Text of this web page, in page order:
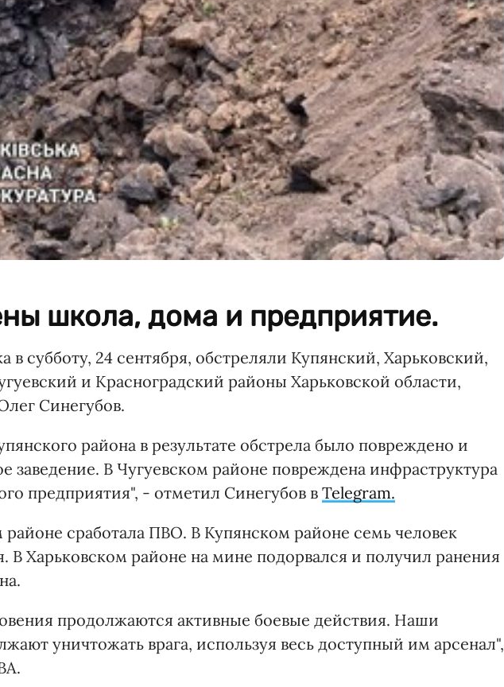
школа, дома и предприятие.
в субботу, 24 сентября, обстреляли Купянский, Харьковский,
и Красноградский районы Харьковской области,
Синегубов.
района в результате обстрела было повреждено и
заведение. В Чугуевском районе повреждена инфраструктура
предприятия", - отметил Синегубов в Telegram.
районе сработала ПВО. В Купянском районе семь человек
В Харьковском районе на мине подорвался и получил ранения
продолжаются активные боевые действия. Наши
уничтожать врага, используя весь доступный им арсенал",